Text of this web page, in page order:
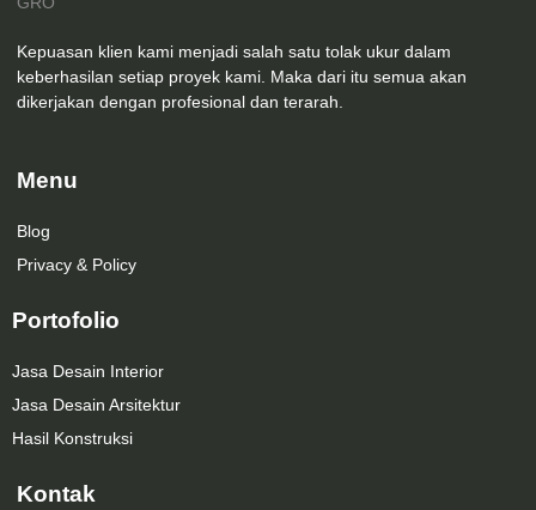
Kepuasan klien kami menjadi salah satu tolak ukur dalam
keberhasilan setiap proyek kami. Maka dari itu semua akan
dikerjakan dengan profesional dan terarah.
Menu
Blog
Privacy & Policy
Portofolio
Jasa Desain Interior
Jasa Desain Arsitektur
Hasil Konstruksi
Kontak